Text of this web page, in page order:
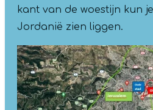
kant van de woestijn kun
Jordanië zien liggen.